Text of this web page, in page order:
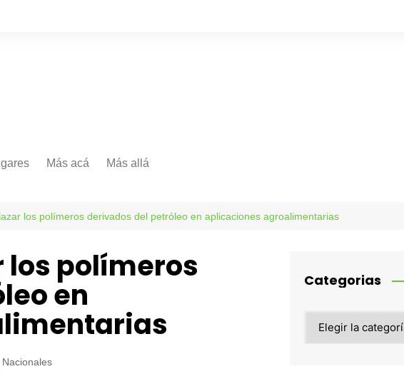
Más acá Más allá
Internacionales Más allá
los polímeros derivados del petróleo en aplicaciones agroalimentarias
los polímeros
en
Nacionales
Categorias